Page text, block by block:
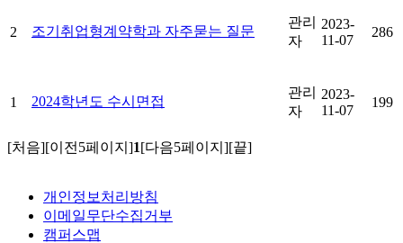
2 조기취업형계약학과 자주묻는 질문
관리
자
2023-
11-07
286
1 2024학년도 수시면접
관리
자
2023-
11-07
199
[처음][이전5페이지]1[다음5페이지][끝]
개인정보처리방침
이메일무단수집거부
캠퍼스맵